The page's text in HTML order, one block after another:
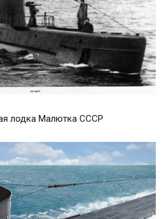
лодка Малютка СССР